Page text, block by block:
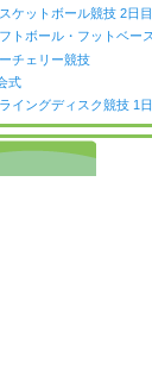
ケットボール競技 2日目
トボール・フットベー
チェリー競技
式
イングディスク競技 1